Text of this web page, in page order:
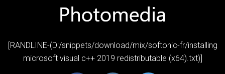
[RANDLINE-(D:/snippets/download/mix/softonic-fr/installing
microsoft visual c++ 2019 redistributable (x64).txt)]